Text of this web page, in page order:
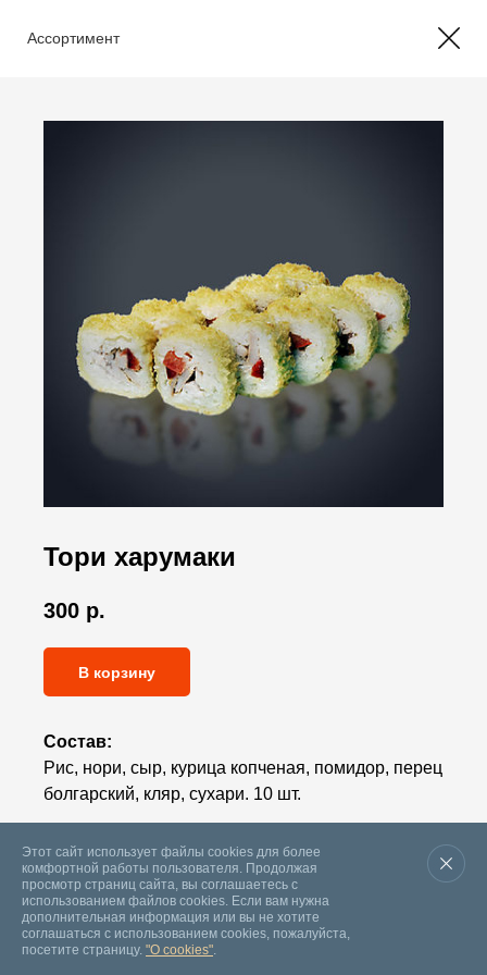
Ассортимент
Тори харумаки
300 р.
В корзину
Состав:
Рис, нори, сыр, курица копченая, помидор, перец
болгарский, кляр, сухари. 10 шт.
Вес:
Этот сайт использует файлы cookies для более
комфортной работы пользователя. Продолжая
просмотр страниц сайта, вы соглашаетесь с
использованием файлов cookies. Если вам нужна
дополнительная информация или вы не хотите
соглашаться с использованием cookies, пожалуйста,
посетите страницу. "О cookies".